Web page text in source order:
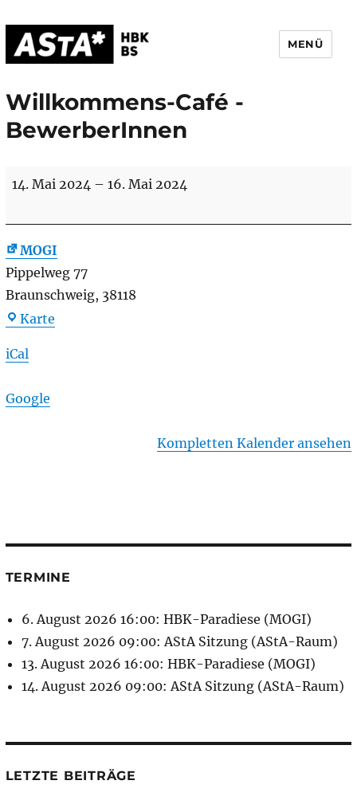
MENÜ
Willkommens-Café -
BewerberInnen
Willkommens-
-
BewerberInnen
14. Mai 2024 – 16. Mai 2024
MOGI
Pippelweg 77
Braunschweig, 38118
KarteMOGI
iCal
Google
Kompletten Kalender ansehen
TERMINE
6. August 2026 16:00: HBK-Paradiese (MOGI)
7. August 2026 09:00: AStA Sitzung (AStA-Raum)
13. August 2026 16:00: HBK-Paradiese (MOGI)
14. August 2026 09:00: AStA Sitzung (AStA-Raum)
LETZTE BEITRÄGE